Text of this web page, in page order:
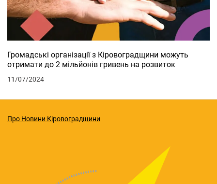
Громадські організації з Кіровоградщини можуть
отримати до 2 мільйонів гривень на розвиток
11/07/2024
Про Новини Кіровоградщини